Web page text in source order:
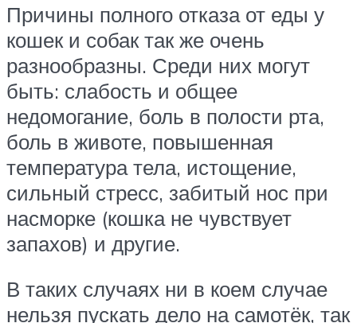
Причины полного отказа от еды у
кошек и собак так же очень
разнообразны. Среди них могут
быть: слабость и общее
недомогание, боль в полости рта,
боль в животе, повышенная
температура тела, истощение,
сильный стресс, забитый нос при
насморке (кошка не чувствует
запахов) и другие.
В таких случаях ни в коем случае
нельзя пускать дело на самотёк, так